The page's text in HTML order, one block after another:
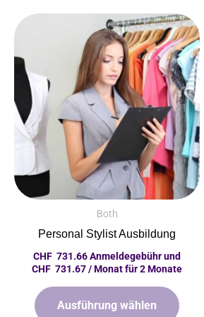
Both
Personal Stylist Ausbildung
CHF 731.66Anmeldegebühr und
CHF 731.67/ Monat für 2 Monate
Ausführung wählen
Dieses
hat
Die
auf
der